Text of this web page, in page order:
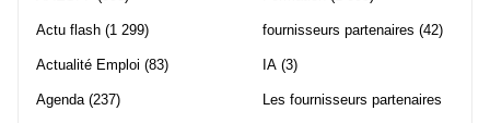
Actu flash (1 299)
Actualité Emploi (83)
Agenda(237)
fournisseurs partenaires (42)
IA (3)
Les fournisseurs partenaires